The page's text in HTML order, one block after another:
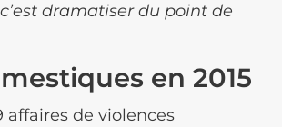
dramatiser du point de
en 2015
affaires de violences